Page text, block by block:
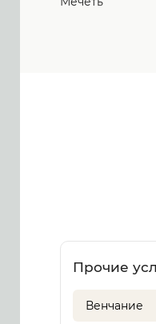
Прочие
Венчание